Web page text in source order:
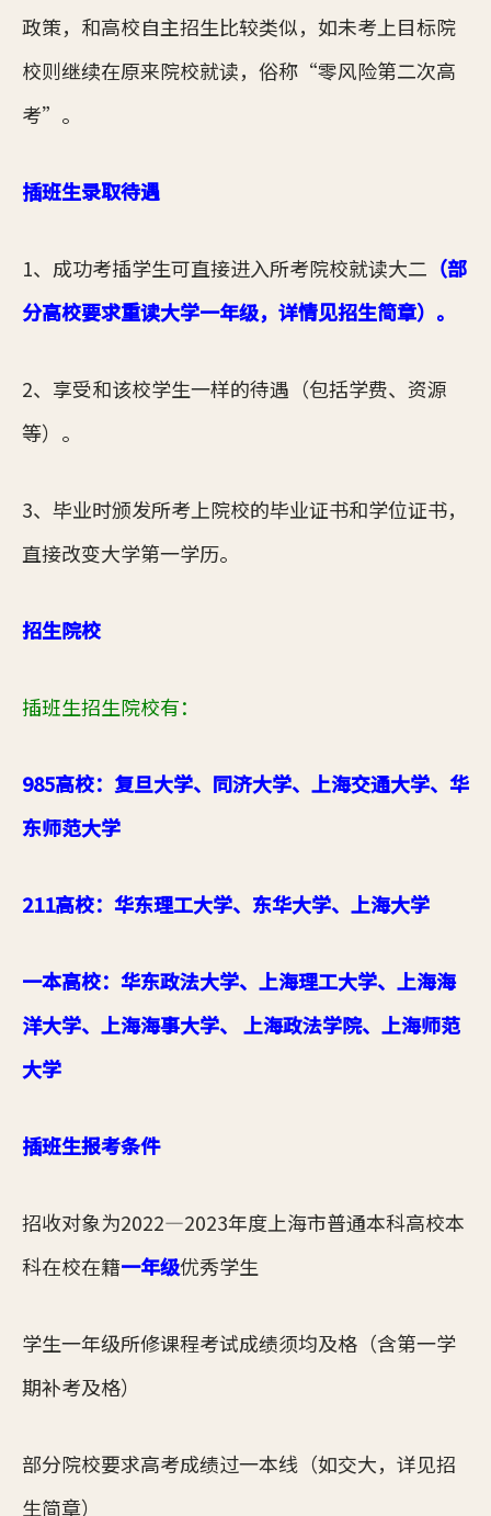
政策，和高校自主招生比较类似，如未考上目标院
校则继续在原来院校就读，俗称“零风险第二次高
考”。
插班生录取待遇
1、成功考插学生可直接进入所考院校就读大二 （部
分高校要求重读大学一年级，详情见招生简章）。
2、享受和该校学生一样的待遇（包括学费、资源
等）。
3、毕业时颁发所考上院校的毕业证书和学位证书，
直接改变大学第一学历。
招生院校
插班生招生院校有：
985高校：复旦大学、同济大学、上海交通大学、华
东师范大学
211高校：华东理工大学、东华大学、上海大学
一本高校： 华东政法大学、上海理工大学、上海海
洋大学、上海海事大学、 上海政法学院、上海师范
大学
插班生报考条件
招收对象为2022—2023年度上海市普通本科高校本
科在校在籍一年级优秀学生
学生一年级所修课程考试成绩须均及格（含第一学
期补考及格）
部分院校要求高考成绩过一本线（如交大，详见招
生简章）